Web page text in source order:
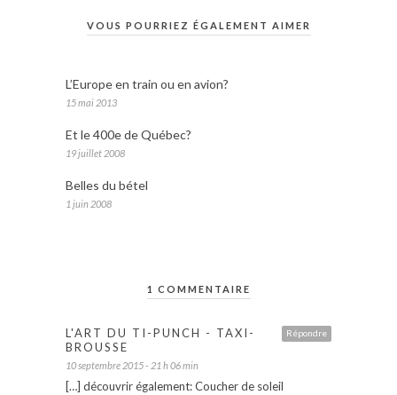
VOUS POURRIEZ ÉGALEMENT AIMER
L’Europe en train ou en avion?
15 mai 2013
Et le 400e de Québec?
19 juillet 2008
Belles du bétel
1 juin 2008
1 COMMENTAIRE
Répondre
L'ART DU TI-PUNCH - TAXI-
BROUSSE
10 septembre 2015 - 21 h 06 min
[…] découvrir également: Coucher de soleil